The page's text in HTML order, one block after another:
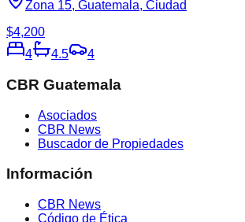
Zona 15, Guatemala, Ciudad
$4,200
4
4.5 4
CBR Guatemala
Asociados
CBR News
Buscador de Propiedades
Información
CBR News
Código de Ética